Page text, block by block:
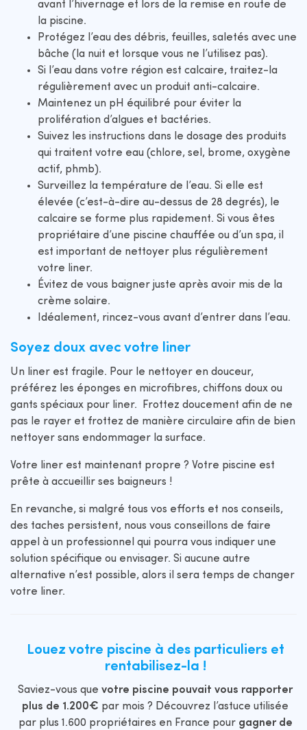
avant l’hivernage et lors de la remise en route de
la piscine.
Protégez l’eau des débris, feuilles, saletés avec une
bâche (la nuit et lorsque vous ne l’utilisez pas).
Si l’eau dans votre région est calcaire, traitez-la
régulièrement avec un produit anti-calcaire.
Maintenez un pH équilibré pour éviter la
prolifération d’algues et bactéries.
Suivez les instructions dans le dosage des produits
qui traitent votre eau (chlore, sel, brome, oxygène
actif, phmb).
Surveillez la température de l’eau. Si elle est
élevée (c’est-à-dire au-dessus de 28 degrés), le
calcaire se forme plus rapidement. Si vous êtes
propriétaire d’une piscine chauffée ou d’un spa, il
est important de nettoyer plus régulièrement
votre liner.
Évitez de vous baigner juste après avoir mis de la
crème solaire.
Idéalement, rincez-vous avant d’entrer dans l’eau.
Soyez doux avec votre liner
Un liner est fragile. Pour le nettoyer en douceur,
préférez les éponges en microfibres, chiffons doux ou
gants spéciaux pour liner. Frottez doucement afin de ne
pas le rayer et frottez de manière circulaire afin de bien
nettoyer sans endommager la surface.
Votre liner est maintenant propre ? Votre piscine est
prête à accueillir ses baigneurs !
En revanche, si malgré tous vos efforts et nos conseils,
des taches persistent, nous vous conseillons de faire
appel à un professionnel qui pourra vous indiquer une
solution spécifique ou envisager. Si aucune autre
alternative n’est possible, alors il sera temps de changer
votre liner.
Louez votre piscine à des particuliers et
rentabilisez-la !
Saviez-vous que votre piscine pouvait vous rapporter
plus de 1.200€ par mois ? Découvrez l’astuce utilisée
par plus 1.600 propriétaires en France pour gagner de